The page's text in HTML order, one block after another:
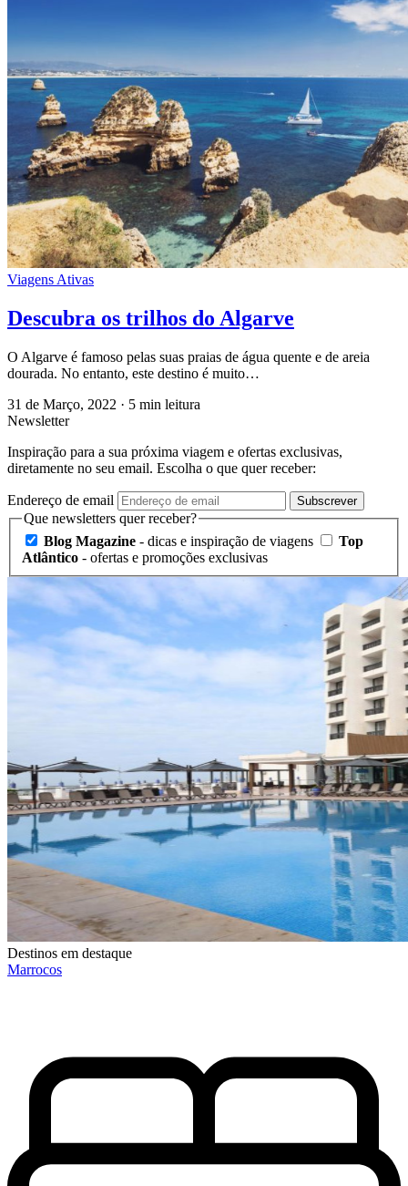
Viagens Ativas
Descubra os trilhos do Algarve
O Algarve é famoso pelas suas praias de água quente e de areia
dourada. No entanto, este destino é muito…
31 de Março, 2022 · 5 min leitura
Newsletter
Inspiração para a sua próxima viagem e ofertas exclusivas,
diretamente no seu email. Escolha o que quer receber:
Endereço de email Subscrever
Que newsletters quer receber?
Blog Magazine - dicas e inspiração de viagens
Top
Atlântico - ofertas e promoções exclusivas
Destinos em destaque
Marrocos